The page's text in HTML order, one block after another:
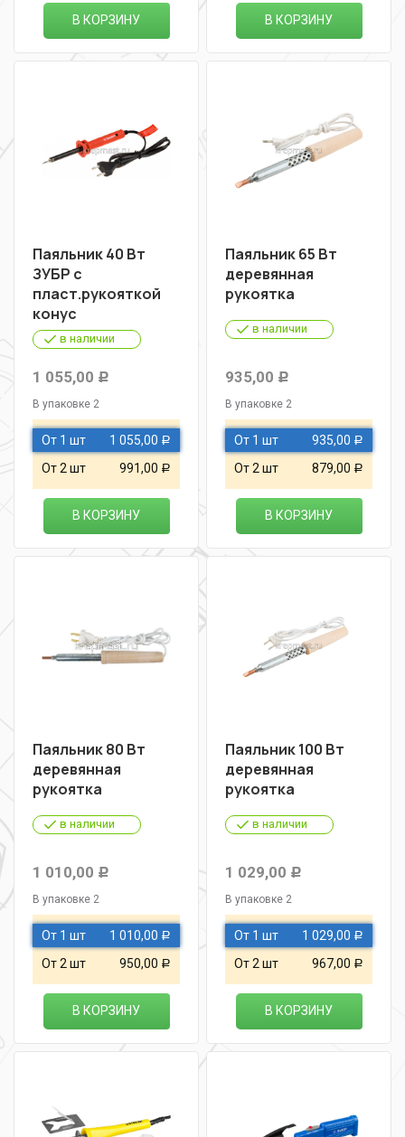
В КОРЗИНУ В КОРЗИНУ
Паяльник 40 Вт
ЗУБР с
пласт.рукояткой
конус
в наличии
1 055,00 Р
В упаковке 2
От 1 шт 1 055,00 Р
От 2 шт 991,00 Р
В КОРЗИНУ
Паяльник 65 Вт
деревянная
рукоятка
в наличии
935,00 Р
В упаковке 2
От 1 шт 935,00 Р
От 2 шт 879,00 Р
В КОРЗИНУ
Паяльник 80 Вт
деревянная
рукоятка
в наличии
1 010,00 Р
В упаковке 2
От 1 шт 1 010,00 Р
От 2 шт 950,00 Р
В КОРЗИНУ
Паяльник 100 Вт
деревянная
рукоятка
в наличии
1 029,00 Р
В упаковке 2
От 1 шт 1 029,00 Р
От 2 шт 967,00 Р
В КОРЗИНУ